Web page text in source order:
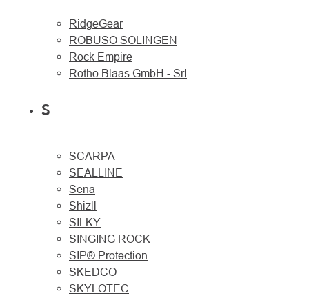
RidgeGear
ROBUSO SOLINGEN
Rock Empire
Rotho Blaas GmbH - Srl
S
SCARPA
SEALLINE
Sena
Shizll
SILKY
SINGING ROCK
SIP® Protection
SKEDCO
SKYLOTEC